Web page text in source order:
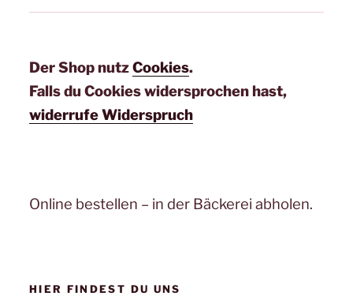
Der Shop nutzCookies.
Falls du Cookies widersprochen hast,
widerrufe Widerspruch
Online bestellen – in der Bäckerei abholen.
HIER FINDEST DU UNS